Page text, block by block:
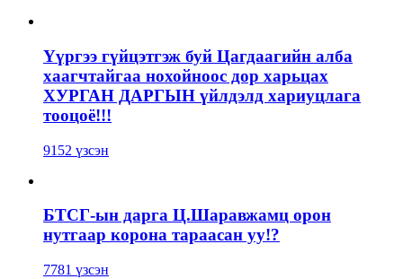
Үүргээ гүйцэтгэж буй Цагдаагийн алба
хаагчтайгаа нохойноос дор харьцах
ХУРГАН ДАРГЫН үйлдэлд хариуцлага
тооцоё!!!
9152 үзсэн
БТСГ-ын дарга Ц.Шаравжамц орон
нутгаар корона тараасан уу!?
7781 үзсэн